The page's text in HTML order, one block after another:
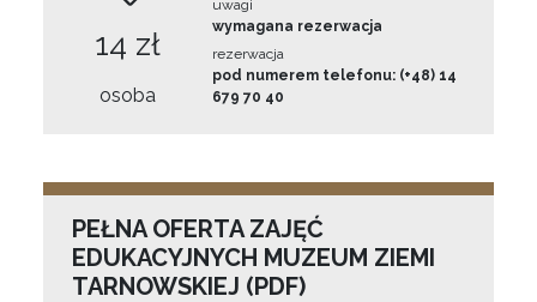
14 zł
osoba
uwagi
wymagana rezerwacja
rezerwacja
pod numerem telefonu: (+48) 14
679 70 40
PEŁNA OFERTA ZAJĘĆ
EDUKACYJNYCH MUZEUM ZIEMI
TARNOWSKIEJ (PDF)